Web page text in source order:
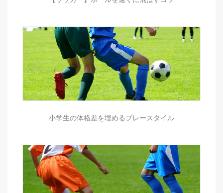
小学生の体格差を埋めるプレースタイル